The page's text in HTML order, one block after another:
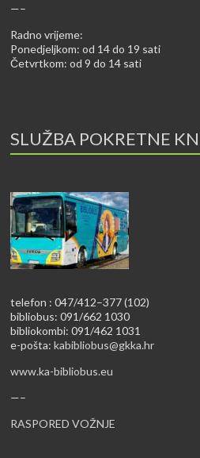
—–
Radno vrijeme:
Ponedjeljkom: od 14 do 19 sati
Četvrtkom: od 9 do 14 sati
SLUŽBA POKRETNE
telefon : 047/412–377 (102)
bibliobus: 091/662 1030
bibliokombi: 091/462 1031
e-pošta:kabibliobus@gkka.hr
www.ka-bibliobus.eu
—–
RASPORED VOŽNJE